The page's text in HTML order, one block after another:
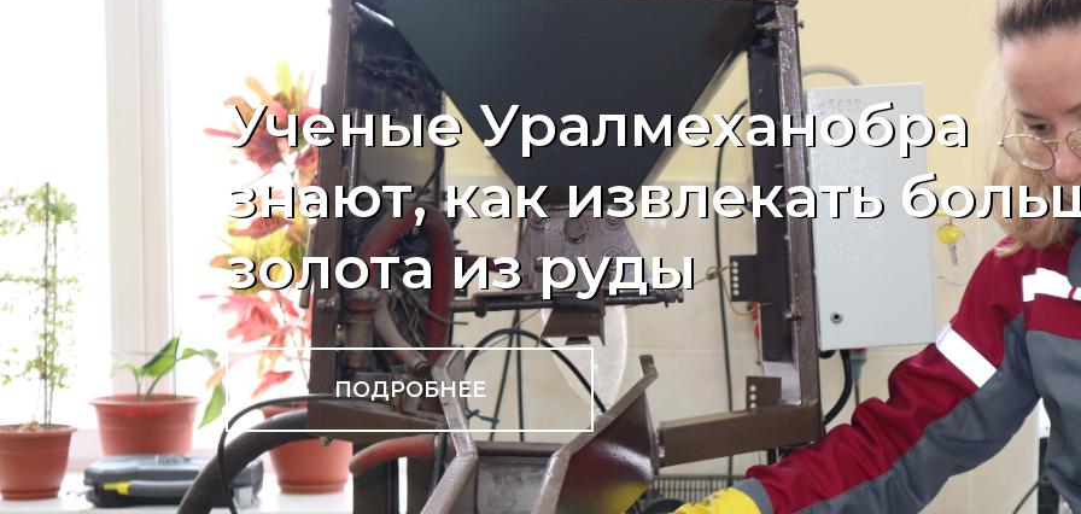
Ученые Уралмеханобра
знают, как извлекать
золота из руды
ПОДРОБНЕЕ